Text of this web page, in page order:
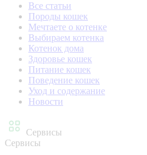
Все статьи
Породы кошек
Мечтаете о котенке
Выбираем котенка
Котенок дома
Здоровье кошек
Питание кошек
Поведение кошек
Уход и содержание
Новости
Сервисы
Сервисы